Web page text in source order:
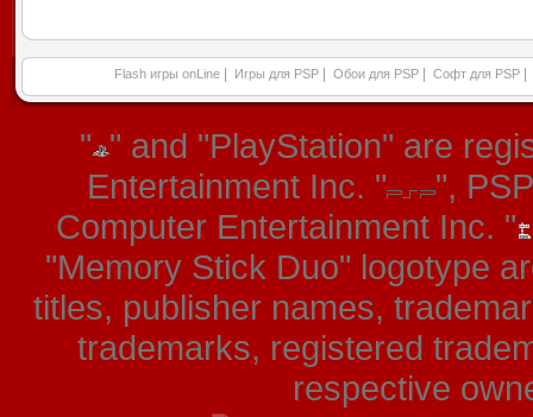
Flash игры onLine Игры для PSP Обои для PSP Софт для PSP
" " and "PlayStation" are
Entertainment Inc. "
",
Computer Entertainment Inc. "
"Memory Stick Duo" logotype
titles, publisher names,
trademarks, registered
respective